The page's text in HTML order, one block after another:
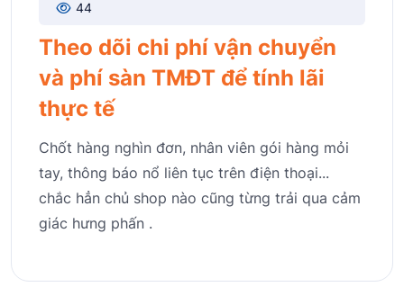
44
Theo dõi chi phí vận chuyển
và phí sàn TMĐT để tính lãi
thực tế
Chốt hàng nghìn đơn, nhân viên gói hàng mỏi
tay, thông báo nổ liên tục trên điện thoại...
chắc hẳn chủ shop nào cũng từng trải qua cảm
giác hưng phấn .